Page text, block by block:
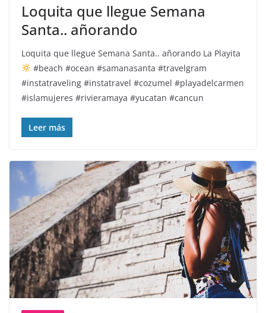
Loquita que llegue Semana
Santa.. añorando
Loquita que llegue Semana Santa.. añorando La Playita
#beach #ocean #samanasanta #travelgram
#instatraveling #instatravel #cozumel #playadelcarmen
#islamujeres #rivieramaya #yucatan #cancun
Leer más